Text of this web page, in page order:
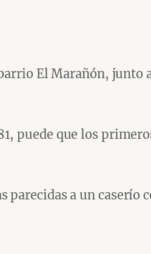
El Marañón, junto
puede que los
parecidas a un caserío